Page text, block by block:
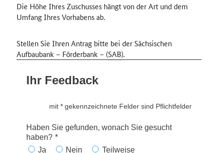
Die Höhe Ihres Zuschusses hängt von der Art und dem
Umfang Ihres Vorhabens ab.
Stellen Sie Ihren Antrag bitte bei der Sächsischen
Aufbaubank – Förderbank – (SAB).